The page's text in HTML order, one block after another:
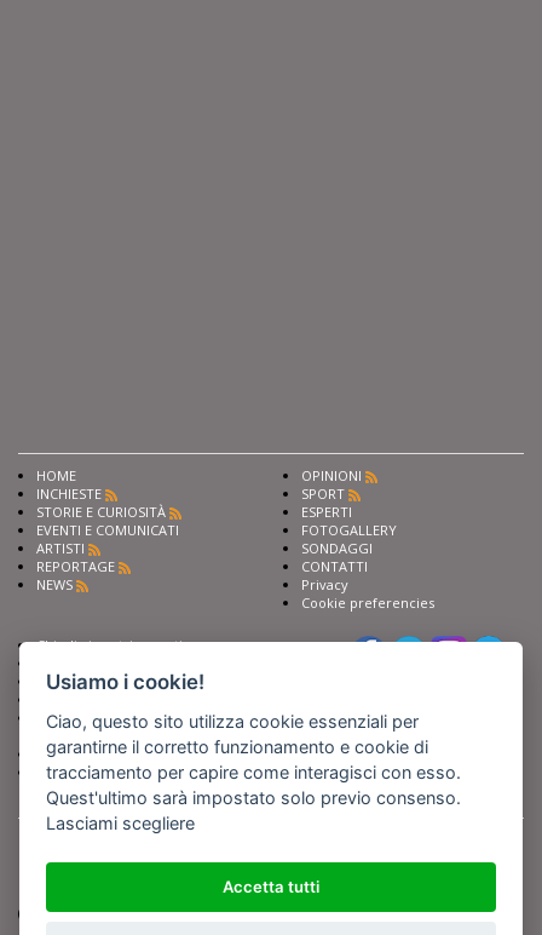
HOME
INCHIESTE
STORIE E CURIOSITÀ
EVENTI E COMUNICATI
ARTISTI
REPORTAGE
NEWS
OPINIONI
SPORT
ESPERTI
FOTOGALLERY
SONDAGGI
CONTATTI
Privacy
Cookie preferencies
Chiedi ai nostri esperti
Fai pubblicità con noi
Iscriviti al nostro corso di
giornalismo
Compra i nostri libri
Entra in Barinedita Map
, Partita IVA 07355350724
detiene i Diritti d'Autore e sono state prodotte nell'anno 2012 e seguenti
(tranne che non vi sia uno specifico anno di scatto riportato)
Usiamo i cookie!
Ciao, questo sito utilizza cookie essenziali per
garantirne il corretto funzionamento e cookie di
tracciamento per capire come interagisci con esso.
Quest'ultimo sarà impostato solo previo consenso.
Lasciami scegliere
Accetta tutti